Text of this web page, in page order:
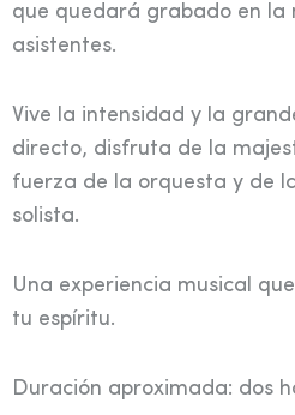
que quedará grabado en la
asistentes.
Vive la intensidad y la
directo, disfruta de la
fuerza de la orquesta y de
solista.
Una experiencia musical
tu espíritu.
Duración aproximada: dos